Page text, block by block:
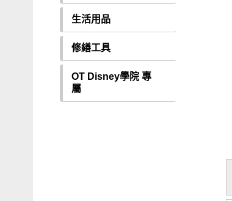
生活用品
修繕工具
OT Disney學院 專
屬